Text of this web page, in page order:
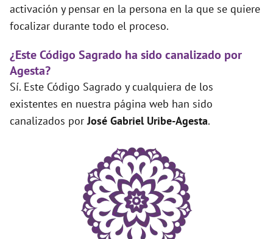
activación y pensar en la persona en la que se quiere
focalizar durante todo el proceso.
¿Este Código Sagrado ha sido canalizado por
Agesta?
Sí. Este Código Sagrado y cualquiera de los
existentes en nuestra página web han sido
canalizados porJosé Gabriel Uribe-Agesta.